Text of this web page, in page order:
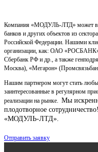
Компания «МОДУЛЬ-ЛТД» может
банков и других объектов из
Российской Федерации. Нашими
организации, как: ОАО
Сбербанк РФ и др., а также
Москва), «Мегарон»
Нашим партнером могут стать
заинтересованные в регулярном
реализации на рынке. Мы
плодотворное сотрудничество!
«МОДУЛЬ-ЛТД».
Отправить заявку